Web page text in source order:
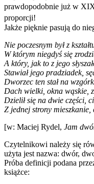
prawdopodobnie już w
proporcji!
Jakże pięknie pasują do
Nie poczesnym był z
W którym niegdyś się
A który, jak to z jego
Stawiał jego pradziadek,
Dworzec ten stał na
Dach wielki, okna wąskie,
Dzielił się na dwie części,
Z jednej strony
[w: Maciej Rydel, Jam
Czytelnikowi należy się
użyta jest nazwa: dwór,
Próba definicji podana
książce: